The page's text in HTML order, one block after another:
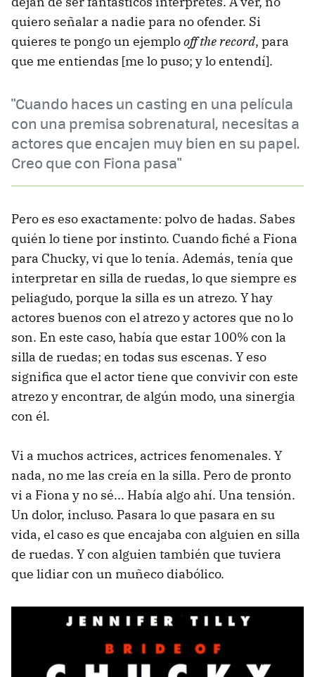
quiero señalar a nadie para no ofender. Si
quieres te pongo un ejemplooff the record, para
que me entiendas [me lo puso; y lo entendí].
"Cuando haces un casting en una película
con una premisa sobrenatural, necesitas a
actores que encajen muy bien en su papel.
Creo que con Fiona pasa"
Pero es eso exactamente: polvo de hadas. Sabes
quién lo tiene por instinto. Cuando fiché a Fiona
para Chucky, vi que lo tenía. Además, tenía que
interpretar en silla de ruedas, lo que siempre es
peliagudo, porque la silla es un atrezo. Y hay
actores buenos con el atrezo y actores que no lo
son. En este caso, había que estar 100% con la
silla de ruedas; en todas sus escenas. Y eso
significa que el actor tiene que convivir con este
atrezo y encontrar, de algún modo, una sinergia
con él.
Vi a muchos actrices, actrices fenomenales. Y
nada, no me las creía en la silla. Pero de pronto
vi a Fiona y no sé... Había algo ahí. Una tensión.
Un dolor, incluso. Pasara lo que pasara en su
vida, el caso es que encajaba con alguien en silla
de ruedas. Y con alguien también que tuviera
que lidiar con un muñeco diabólico.